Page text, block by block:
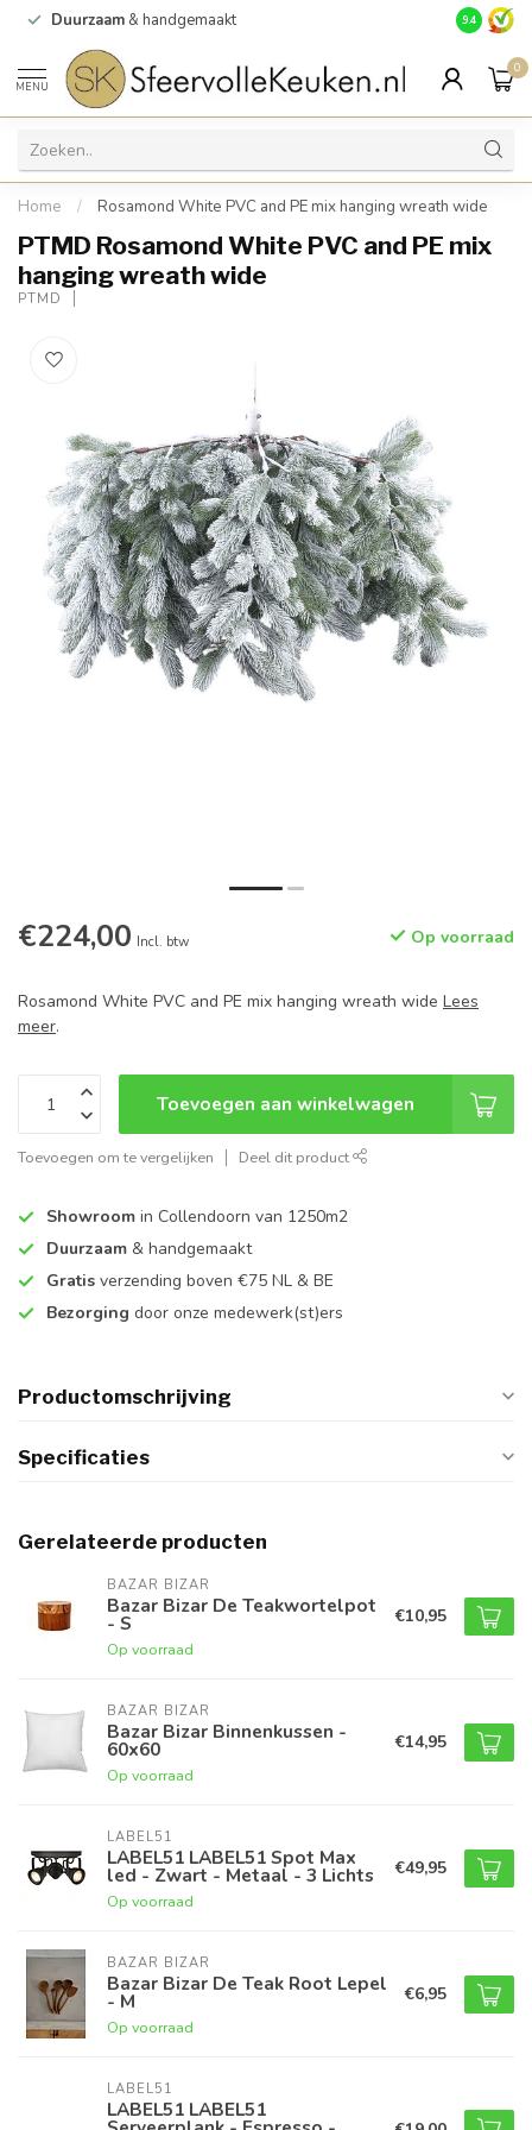
Duurzaam & handgemaakt Gratis
9.4
MENU
0
Home / Rosamond White PVC and PE mix hanging wreath wide
PTMD Rosamond White PVC and PE mix
hanging wreath wide
PTMD
€224,00 Incl. btw Op voorraad
Rosamond White PVC and PE mix hanging wreath wide Lees
meer.
Toevoegen aan winkelwagen
Toevoegen om te vergelijken Deel dit product
Showroom in Collendoorn van 1250m2
Duurzaam & handgemaakt
Gratis verzending boven €75 NL & BE
Bezorging door onze medewerk(st)ers
Productomschrijving
Specificaties
Gerelateerde producten
BAZAR BIZAR
Bazar Bizar De Teakwortelpot
- S
Op voorraad
€10,95
BAZAR BIZAR
Bazar Bizar Binnenkussen -
60x60
Op voorraad
€14,95
LABEL51
LABEL51 LABEL51 Spot Max
led - Zwart - Metaal - 3 Lichts
Op voorraad
€49,95
BAZAR BIZAR
Bazar Bizar De Teak Root Lepel
- M
Op voorraad
€6,95
LABEL51
LABEL51 LABEL51